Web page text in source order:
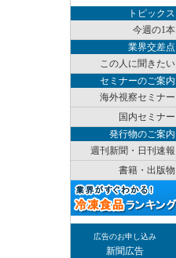
トピックス
今週の1本
業界交差点
この人に聞きたい
セミナーのご案内
海外視察セミナー
国内セミナー
発行物のご案内
週刊新聞・日刊速報
書籍・出版物
広告のお申し込み
新聞広告